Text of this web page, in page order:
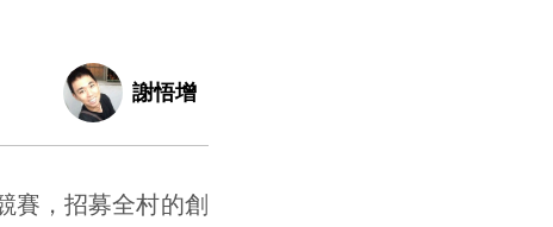
謝悟增
，招募全村的創